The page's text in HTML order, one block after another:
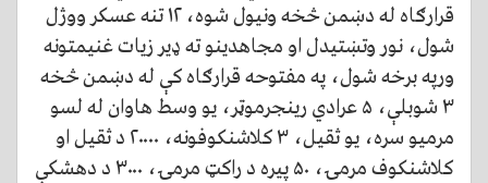
قرارګاه له دښمن څخه ونیول شوه، ۱۲ تنه عسکر ووژل
شول، نور وتښتیدل او مجاهدینو ته ډیر زیات غنیمتونه
ورپه برخه شول، په مفتوحه قرارګاه کې له دښمن څخه
۳ شوبلې، ۵ عرادي رینجرموټر، یو وسط هاوان له لسو
مرمیو سره، یو ثقیل، ۳ کلاشنکوفونه، ۲۰۰۰۰ د ثقیل او
کلاشنکوف مرمۍ، ۵۰ پیره د راکټ مرمۍ، ۳۰۰۰ د دهشکې